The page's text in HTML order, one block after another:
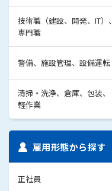
技術職（建設、開発、IT）、
専門職
警備、施設管理、設備運転
清掃・洗浄、倉庫、包装、
軽作業
雇用形態から探す
正社員